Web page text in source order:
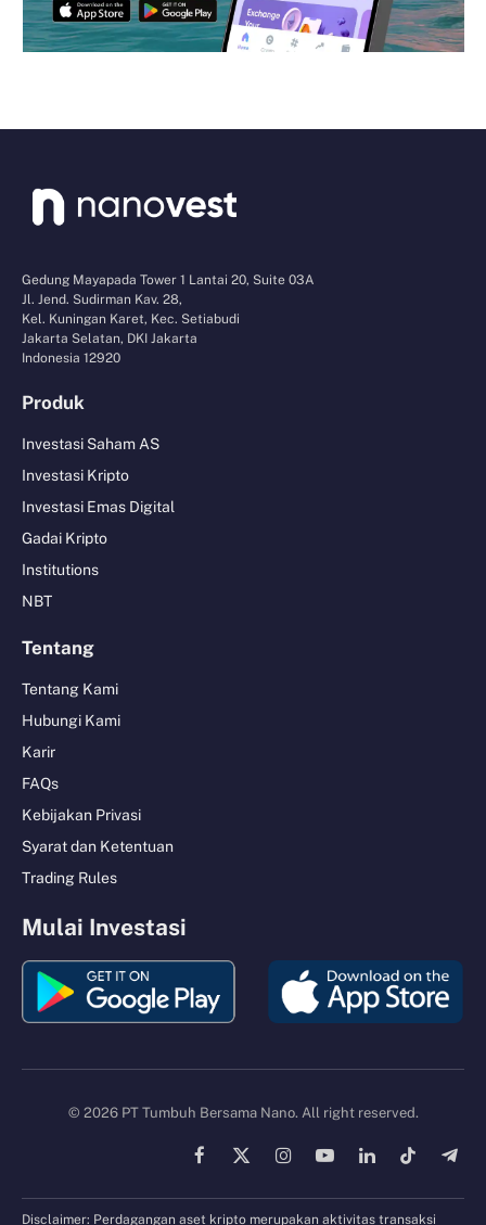
Gedung Mayapada Tower 1 Lantai 20, Suite 03A
Jl. Jend. Sudirman Kav. 28,
Kel. Kuningan Karet, Kec. Setiabudi
Jakarta Selatan, DKI Jakarta
Indonesia 12920
Produk
Investasi Saham AS
Investasi Kripto
Investasi Emas Digital
Gadai Kripto
Institutions
NBT
Tentang
Tentang Kami
Hubungi Kami
Karir
FAQs
Kebijakan Privasi
Syarat dan Ketentuan
Trading Rules
Mulai Investasi
© 2026 PT Tumbuh Bersama Nano. All right reserved.
Facebook
X
InstagramYouTubeLinkedInTikTok
Disclaimer: Perdagangan aset kripto merupakan aktivitas transaksi